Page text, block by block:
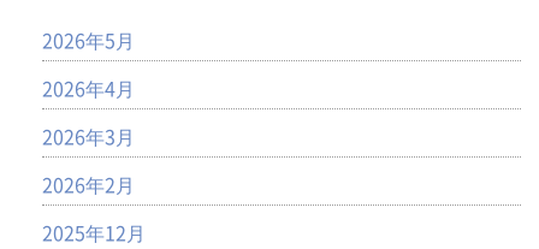
2026年5月
2026年4月
2026年3月
2026年2月
2025年12月